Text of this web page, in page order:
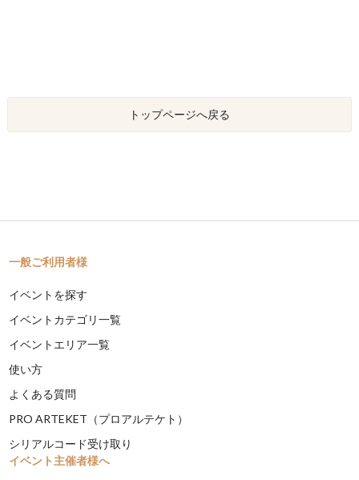
トップページへ戻る
一般ご利用者様
イベントを探す
イベントカテゴリ一覧
イベントエリア一覧
使い方
よくある質問
PRO ARTEKET（プロアルテケト）
シリアルコード受け取り
イベント主催者様へ